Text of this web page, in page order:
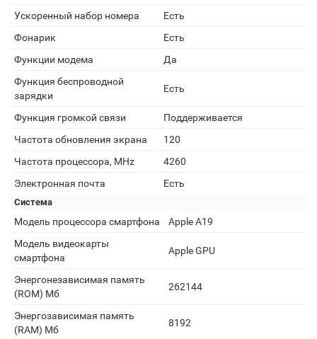
Ускоренный набор номера
Есть
Фонарик
Есть
Функции модема
Да
Функция беспроводной
зарядки
Есть
Функция громкой связи
Поддерживается
Частота обновления экрана
120
Частота процессора, MHz
4260
Электронная почта
Есть
Система
Модель процессора смартфона
Apple A19
Модель видеокарты
смартфона
Apple GPU
Энергонезависимая память
(ROM) Мб
262144
Энергозависимая память
(RAM) Мб
8192